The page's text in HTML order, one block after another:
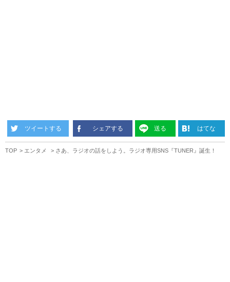
ツイートする シェアする 送る はてな
TOP エンタメ さあ、ラジオの話をしよう。ラジオ専用SNS『TUNER』誕生！